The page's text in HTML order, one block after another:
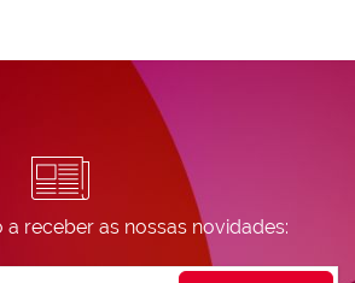
a receber as nossas novidades: